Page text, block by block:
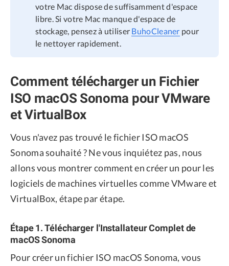
votre Mac dispose de suffisamment d'espace
libre. Si votre Mac manque d'espace de
stockage, pensez à utiliser BuhoCleaner pour
le nettoyer rapidement.
Comment télécharger un Fichier
ISO macOS Sonoma pour VMware
et VirtualBox
Vous n'avez pas trouvé le fichier ISO macOS
Sonoma souhaité ? Ne vous inquiétez pas, nous
allons vous montrer comment en créer un pour les
logiciels de machines virtuelles comme VMware et
VirtualBox, étape par étape.
Étape 1. Télécharger l'Installateur Complet de
macOS Sonoma
Pour créer un fichier ISO macOS Sonoma, vous